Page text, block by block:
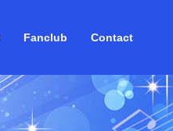
Fanclub Contact